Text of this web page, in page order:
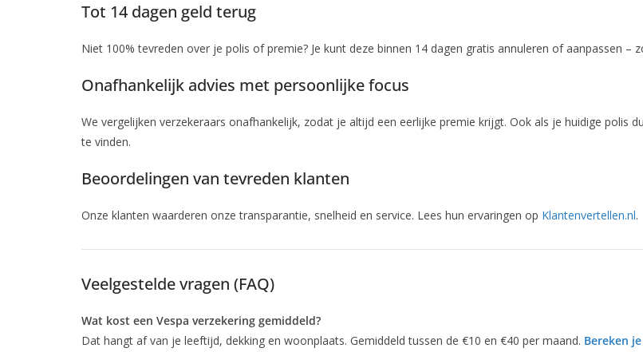
Tot 14 dagen geld terug
Niet 100% tevreden over je polis of premie? Je kunt deze binnen 14 dagen gratis annuleren of aanpassen –
Onafhankelijk advies met persoonlijke focus
We vergelijken verzekeraars onafhankelijk, zodat je altijd een eerlijke premie krijgt. Ook als je huidige
te vinden.
Beoordelingen van tevreden klanten
Onze klanten waarderen onze transparantie, snelheid en service. Lees hun ervaringen op Klantenvertellen.nl.
Veelgestelde vragen (FAQ)
Wat kost een Vespa verzekering gemiddeld?
Dat hangt af van je leeftijd, dekking en woonplaats. Gemiddeld tussen de €10 en €40 per maand. Bereken